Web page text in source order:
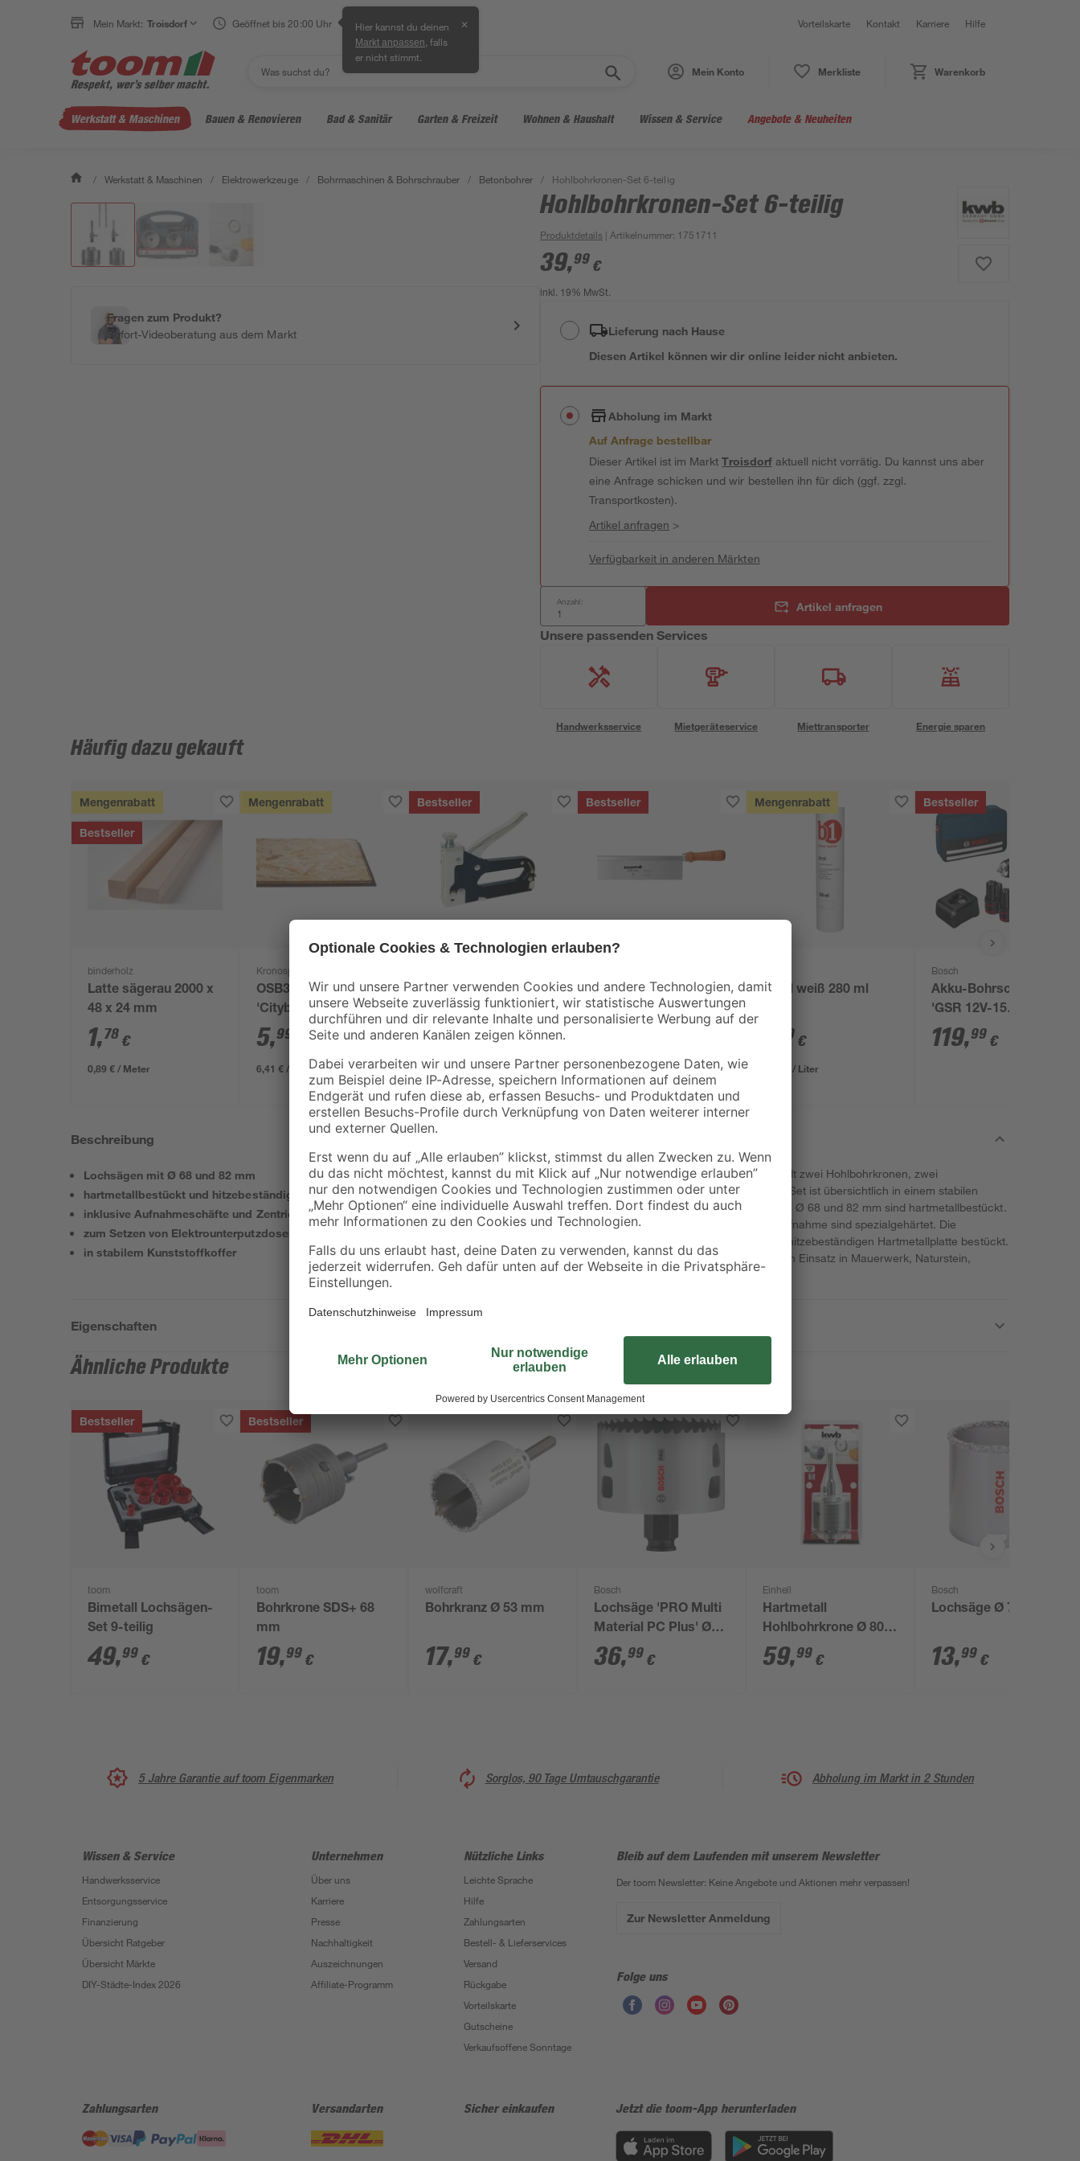
Mein Markt: Troisdorf Geöffnet bis 20:00 Uhr Hier kannst du deinen
Markt anpassen , falls
er nicht stimmt.
✕ Vorteilskarte Kontakt Karriere Hilfe
Mein Konto Merkliste Warenkorb
Werkstatt & Maschinen Bauen & Renovieren Bad & Sanitär Garten & Freizeit Wohnen & Haushalt Wissen & Service Angebote & Neuheiten
/ Werkstatt & Maschinen / Elektrowerkzeuge / Bohrmaschinen & Bohrschrauber / Betonbohrer / Hohlbohrkronen-Set 6-teilig
Fragen zum Produkt?
Sofort-Videoberatung aus dem Markt
Hohlbohrkronen-Set 6-teilig
Produktdetails | Artikelnummer: 1751711
39,99 €
inkl. 19% MwSt.
Lieferung nach Hause
Diesen Artikel können wir dir online leider nicht anbieten.
Abholung im Markt
Auf Anfrage bestellbar
Dieser Artikel ist im MarktTroisdorfaktuell nicht vorrätig. Du kannst uns aber
eine Anfrage schicken und wir bestellen ihn für dich (ggf. zzgl.
Transportkosten).
Artikel anfragen >
Verfügbarkeit in anderen Märkten
Anzahl: Artikel anfragen
Unsere passenden Services
Handwerksservice Mietgeräteservice Miettransporter Energie sparen
Häufig dazu gekauft
Mengenrabatt
Bestseller
binderholz
Latte sägerau 2000 x
48 x 24 mm
1,78 €
0,89 € / Meter
Mengenrabatt
Kronospan
OSB3-Verlegeplatte
'Cityboard'
ungeschliffen 1690 x
634 x 12 mm
5,99
/ m²
6,41 € / Pack
Bestseller
Rapid Handtacker
Compacta
16,29 €
Bestseller
Feinsäge gerade 22,5
cm
Mengenrabatt
Acryl weiß 280 ml
99 €
7,11 € / Liter
Bestseller
Bosch
Akku-Bohrschrauber
'GSR 12V-15
Professional' mit 2
Akkus, Tasche und
119,99 €
Beschreibung
Lochsägen mit Ø 68 und 82 mm
hartmetallbestückt und hitzebeständig
inklusive Aufnahmeschäfte und Zentrierbohrer
zum Setzen von Elektrounterputzdosen und Rohrdurchbrüchen
in stabilem Kunststoffkoffer
Das 6-teilige Hohlbohrkronen-Set von kwb einhält zwei Hohlbohrkronen, zwei
Aufnahmeschäfte und zwei Zentrierbohrer. Das Set ist übersichtlich in einem stabilen
Kunststoffkoffer verstaut. Die Lochsägen mit den Ø 68 und 82 mm sind hartmetallbestückt.
Die Aufnahmeschäfte für SDS und Sechskantaufnahme sind spezialgehärtet. Die
Zentrierbohrer sind jeweils mit einer verlöteten, hitzebeständigen Hartmetallplatte bestückt.
Die schlagbohrfesten Kreisschneider sind für den Einsatz in Mauerwerk, Naturstein,
Kunststein, Beton, Marmor und Ziegel geeignet.
Eigenschaften
Ähnliche Produkte
Bestseller
toom
Bimetall Lochsägen-
Set 9-teilig
49,99 €
Bestseller
toom
Bohrkrone SDS+ 68
mm
19,99 €
wolfcraft
Bohrkranz Ø 53 mm
17,99 €
Bosch
Lochsäge 'PRO Multi
Material PC Plus' Ø
73 mm
36,99 €
Einhell
Hartmetall
Hohlbohrkrone Ø 80
mm
59,99 €
Bosch
Lochsäge Ø 73 mm
13,99 €
5 Jahre Garantie auf toom Eigenmarken Sorglos, 90 Tage Umtauschgarantie Abholung im Markt in 2 Stunden
Wissen & Service
Handwerksservice
Entsorgungsservice
Finanzierung
Übersicht Ratgeber
Übersicht Märkte
DIY-Städte-Index 2026
Unternehmen
Über uns
Karriere
Presse
Nachhaltigkeit
Auszeichnungen
Affiliate-Programm
Nützliche Links
Leichte Sprache
Hilfe
Zahlungsarten
Bestell- & Lieferservices
Versand
Rückgabe
Vorteilskarte
Gutscheine
Verkaufsoffene Sonntage
Bleib auf dem Laufenden mit unserem Newsletter
Der toom Newsletter: Keine Angebote und Aktionen mehr verpassen!
Zur Newsletter Anmeldung
Folge uns
Zahlungsarten Versandarten Sicher einkaufen Jetzt die toom-App herunterladen